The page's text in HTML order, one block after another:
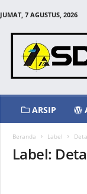
JUMAT, 7 AGUSTUS, 2026
ARSIP
Beranda Label
Label: